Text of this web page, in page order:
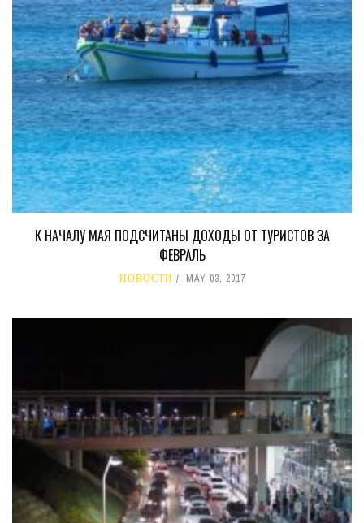
К НАЧАЛУ МАЯ ПОДСЧИТАНЫ ДОХОДЫ ОТ ТУРИСТОВ ЗА
ФЕВРАЛЬ
НОВОСТИ MAY 03, 2017